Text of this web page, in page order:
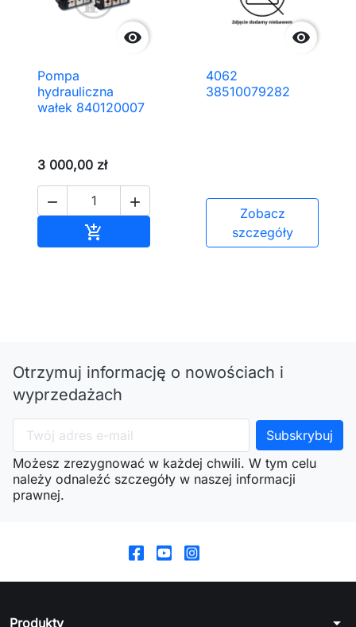

Pompa
hydrauliczna
wałek 840120007
3 000,00 zł
 


4062
38510079282
Zobacz
szczegóły
Otrzymuj informację o nowościach i
wyprzedażach
Możesz zrezygnować w każdej chwili. W tym celu
należy odnaleźć szczegóły w naszej informacji
prawnej.
Produkty arrow_drop_down